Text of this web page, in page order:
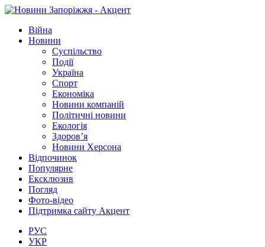
Війна
Новини
Суспільство
Події
Україна
Спорт
Економіка
Новини компаній
Політичні новини
Екологія
Здоров’я
Новини Херсона
Відпочинок
Популярне
Ексклюзив
Погляд
Фото-відео
Підтримка сайту Акцент
РУС
УКР